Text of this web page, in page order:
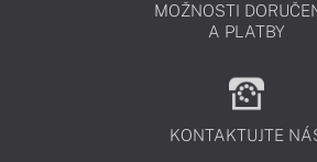
MOŽNOSTI
A PLATBY
KONTAKTUJTE